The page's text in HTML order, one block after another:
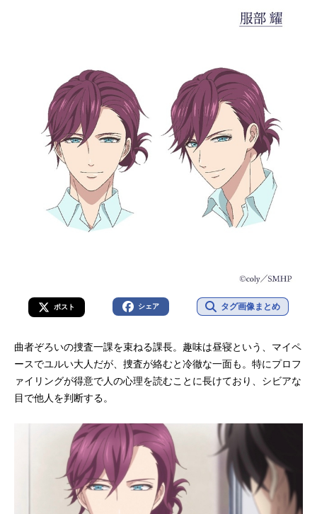
ポスト シェア タグ画像まとめ
曲者ぞろいの捜査一課を束ねる課長。趣味は昼寝という、マイペ
ースでユルい大人だが、捜査が絡むと冷徹な一面も。特にプロフ
ァイリングが得意で人の心理を読むことに長けており、シビアな
目で他人を判断する。